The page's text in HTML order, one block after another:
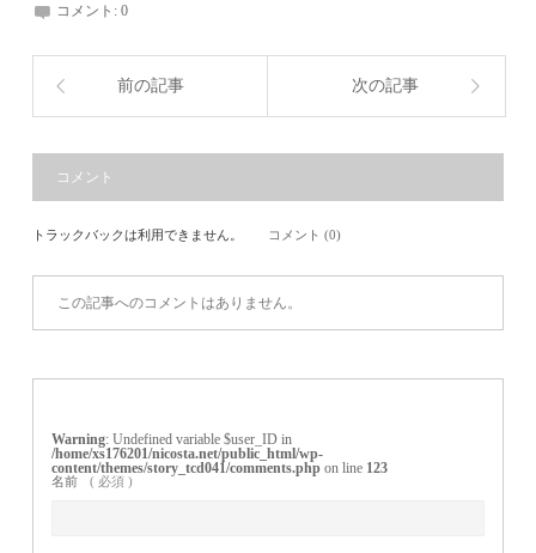
コメント:0
前の記事 次の記事
コメント
トラックバックは利用できません。 コメント (0)
この記事へのコメントはありません。
Warning : Undefined variable $user_ID in
/home/xs176201/nicosta.net/public_html/wp-
content/themes/story_tcd041/comments.php on line 123
名前 ( 必須 )